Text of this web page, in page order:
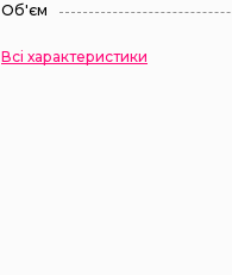
Об'єм
Всі характеристики